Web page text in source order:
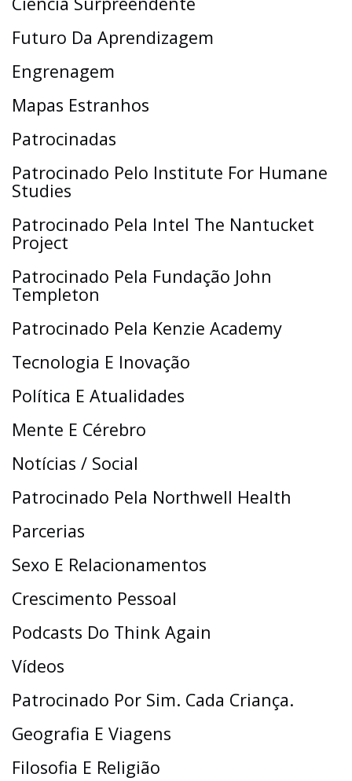
Futuro Da Aprendizagem
Engrenagem
Mapas Estranhos
Patrocinadas
Patrocinado Pelo Institute For Humane
Studies
Patrocinado Pela Intel The Nantucket
Project
Patrocinado Pela Fundação John
Templeton
Patrocinado Pela Kenzie Academy
Tecnologia E Inovação
Política E Atualidades
Mente E Cérebro
Notícias / Social
Patrocinado Pela Northwell Health
Parcerias
Sexo E Relacionamentos
Crescimento Pessoal
Podcasts Do Think Again
Vídeos
Patrocinado Por Sim. Cada Criança.
Geografia E Viagens
Filosofia E Religião